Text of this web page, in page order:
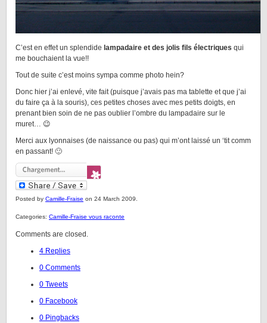
C’est en effet un splendide lampadaire et des jolis fils électriques qui
me bouchaient la vue!!
Tout de suite c’est moins sympa comme photo hein?
Donc hier j’ai enlevé, vite fait (puisque j’avais pas ma tablette et que j’ai
du faire ça à la souris), ces petites choses avec mes petits doigts, en
prenant bien soin de ne pas oublier l’ombre du lampadaire sur le
muret… 😉
Merci aux lyonnaises (de naissance ou pas) qui m’ont laissé un ‘tit comm
en passant! 🙂
Posted by Camille-Fraise on 24 March 2009.
Categories: Camille-Fraise vous raconte
Comments are closed.
4 Replies
0 Comments
0 Tweets
0 Facebook
0 Pingbacks